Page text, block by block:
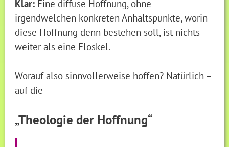
Klar: Eine diffuse Hoffnung, ohne
irgendwelchen konkreten Anhaltspunkte, worin
diese Hoffnung denn bestehen soll, ist nichts
weiter als eine Floskel.
Worauf also sinnvollerweise hoffen? Natürlich –
auf die
„Theologie der Hoffnung“